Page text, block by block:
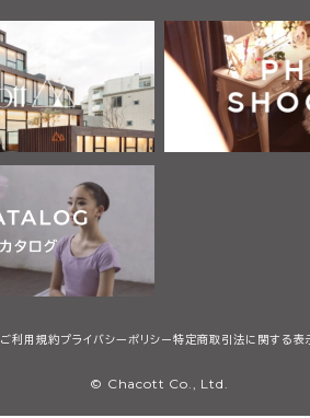
ご利用規約プライバシーポリシー特定商取引法に関する表
© Chacott Co., Ltd.